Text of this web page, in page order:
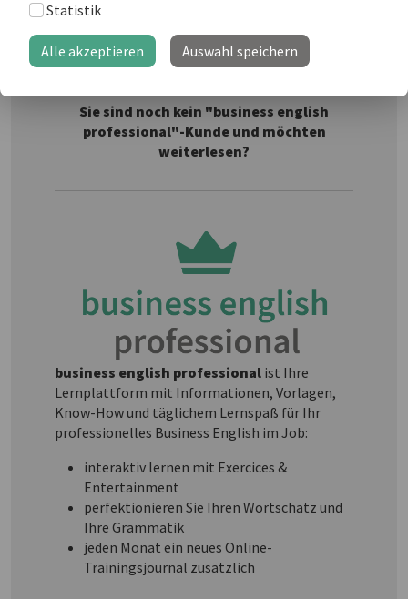
Statistik
Alle akzeptieren Auswahl speichern
Weiterlesen als business english Kunde
Sie sind noch kein "business english
professional"-Kunde und möchten
weiterlesen?
business english professional ist Ihre
Lernplattform mit Informationen, Vorlagen,
Know-How und täglichem Lernspaß für Ihr
professionelles Business English im Job:
interaktiv lernen mit Exercices &
Entertainment
perfektionieren Sie Ihren Wortschatz und
Ihre Grammatik
jeden Monat ein neues Online-
Trainingsjournal zusätzlich